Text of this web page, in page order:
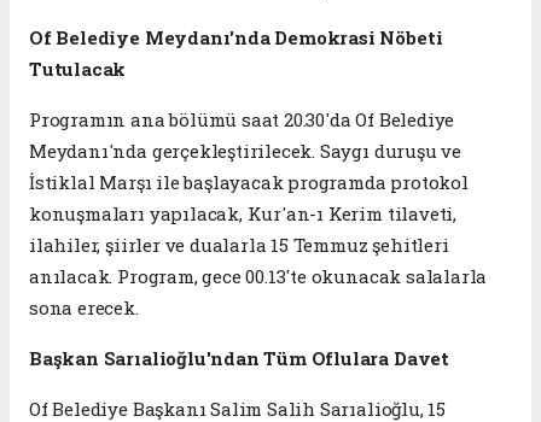
Of Belediye Meydanı'nda Demokrasi Nöbeti
Tutulacak
Programın ana bölümü saat 20.30'da Of Belediye
Meydanı'nda gerçekleştirilecek. Saygı duruşu ve
İstiklal Marşı ile başlayacak programda protokol
konuşmaları yapılacak, Kur'an-ı Kerim tilaveti,
ilahiler, şiirler ve dualarla 15 Temmuz şehitleri
anılacak. Program, gece 00.13'te okunacak salalarla
sona erecek.
Başkan Sarıalioğlu'ndan Tüm Oflulara Davet
Of Belediye Başkanı Salim Salih Sarıalioğlu, 15